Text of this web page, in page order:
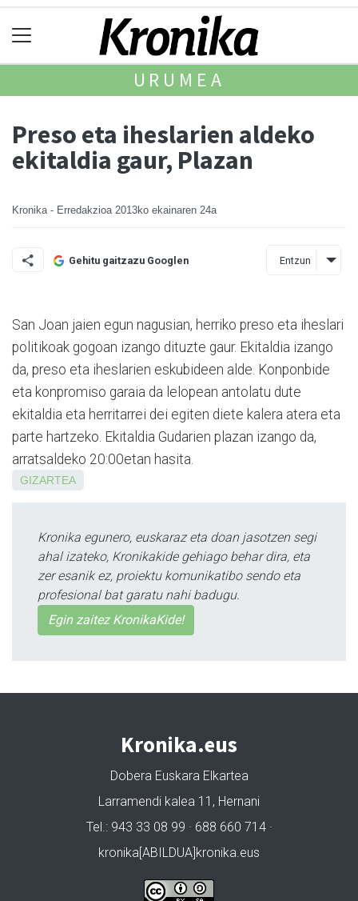
URUMEA
Preso eta iheslarien aldeko
ekitaldia gaur, Plazan
Kronika - Erredakzioa 2013ko ekainaren 24a
Gehitu gaitzazu Googlen Entzun
San Joan jaien egun nagusian, herriko preso eta iheslari
politikoak gogoan izango dituzte gaur. Ekitaldia izango
da, preso eta iheslarien eskubideen alde. Konponbide
eta konpromiso garaia da lelopean antolatu dute
ekitaldia eta herritarrei dei egiten diete kalera atera eta
parte hartzeko. Ekitaldia Gudarien plazan izango da,
arratsaldeko 20:00etan hasita.
GIZARTEA
Kronika egunero, euskaraz eta doan jasotzen segi
ahal izateko, Kronikakide gehiago behar dira, eta
zer esanik ez, proiektu komunikatibo sendo eta
profesional bat garatu nahi badugu.
Egin zaitez KronikaKide!
Kronika.eus
Dobera Euskara Elkartea
Larramendi kalea 11, Hernani
Tel.: 943 33 08 99 · 688 660 714 ·
kronika[ABILDUA]kronika.eus